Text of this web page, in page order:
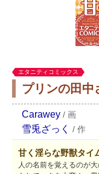
エタニティコミックス
プリンの田中
Carawey / 画
雪兎ざっく / 作
甘く淫らな野獣タイ
人の名前を覚えるのが